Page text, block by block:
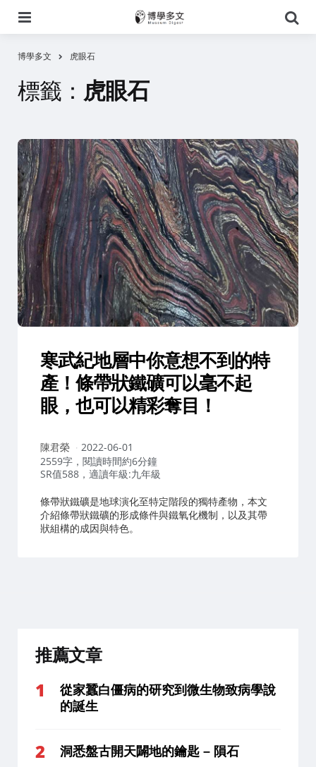
尋
博學多文 虎眼石
標籤： 虎眼石
寒武紀地層中你意想不到的特
產！條帶狀鐵礦可以毫不起
眼，也可以精彩奪目！
作
者：
陳君榮
2022-06-01
2559字，閱讀時間約6分鐘
SR值588，適讀年級:九年級
條帶狀鐵礦是地球演化至特定階段的獨特產物，本文
介紹條帶狀鐵礦的形成條件與鐵氧化機制，以及其帶
狀組構的成因與特色。
推薦文章
從家蠶白僵病的研究到微生物致病學說
的誕生
洞悉盤古開天闢地的鑰匙 – 隕石